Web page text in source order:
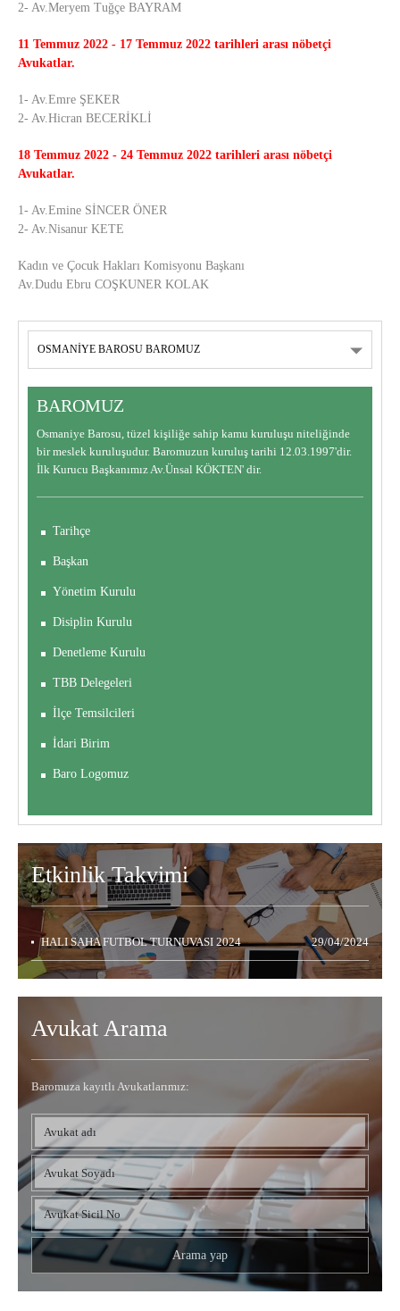
2- Av.Meryem Tuğçe BAYRAM
11 Temmuz 2022 - 17 Temmuz 2022 tarihleri arası nöbetçi
Avukatlar.
1- Av.Emre ŞEKER
2- Av.Hicran BECERİKLİ
18 Temmuz 2022 - 24 Temmuz 2022 tarihleri arası nöbetçi
Avukatlar.
1- Av.Emine SİNCER ÖNER
2- Av.Nisanur KETE
Kadın ve Çocuk Hakları Komisyonu Başkanı
Av.Dudu Ebru COŞKUNER KOLAK
BAROMUZ
Osmaniye Barosu, tüzel kişiliğe sahip kamu kuruluşu niteliğinde
bir meslek kuruluşudur. Baromuzun kuruluş tarihi 12.03.1997'dir.
İlk Kurucu Başkanımız Av.Ünsal KÖKTEN' dir.
Tarihçe
Başkan
Yönetim Kurulu
Disiplin Kurulu
Denetleme Kurulu
TBB Delegeleri
İlçe Temsilcileri
İdari Birim
Baro Logomuz
EtkinlikTakvimi
29/04/2024
HALI SAHA FUTBOL TURNUVASI 2024
Avukat Arama
Baromuza kayıtlı Avukatlarımız: